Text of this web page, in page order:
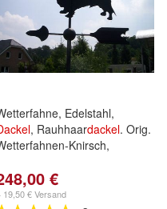
Edelstahl,
, Rauhhaardackel. Orig.
Knirsch,
€
19,50 € Versand